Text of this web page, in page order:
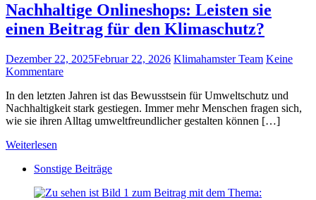
Nachhaltige Onlineshops: Leisten sie
einen Beitrag für den Klimaschutz?
Dezember 22, 2025Februar 22, 2026 Klimahamster Team Keine
Kommentare
In den letzten Jahren ist das Bewusstsein für Umweltschutz und
Nachhaltigkeit stark gestiegen. Immer mehr Menschen fragen sich,
wie sie ihren Alltag umweltfreundlicher gestalten können […]
Weiterlesen
Sonstige Beiträge